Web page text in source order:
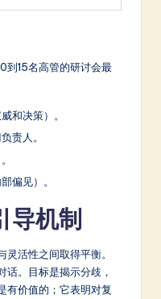
到15名高管的研讨会最
和决策）。
责人。
偏见）。
导机制
活性之间取得平衡。
话。目标是揭示分歧，
有价值的；它表明对复